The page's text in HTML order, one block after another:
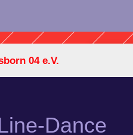
04 e.V.
Dance